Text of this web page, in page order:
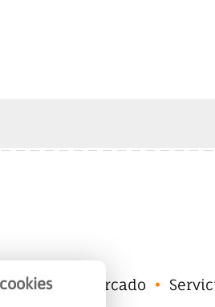
Mercado